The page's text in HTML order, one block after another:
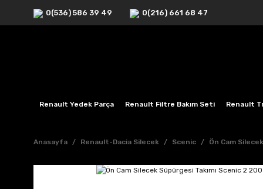
0(536) 586 39 49 0(216) 661 68 47
Renault Yedek Parça Renault Filtre Bakım Seti Renault
Anasayfa Renault-Dacia Silecek Scenic Ön Cam